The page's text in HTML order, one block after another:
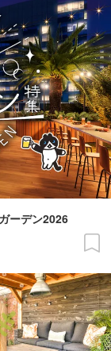
ーデン2026